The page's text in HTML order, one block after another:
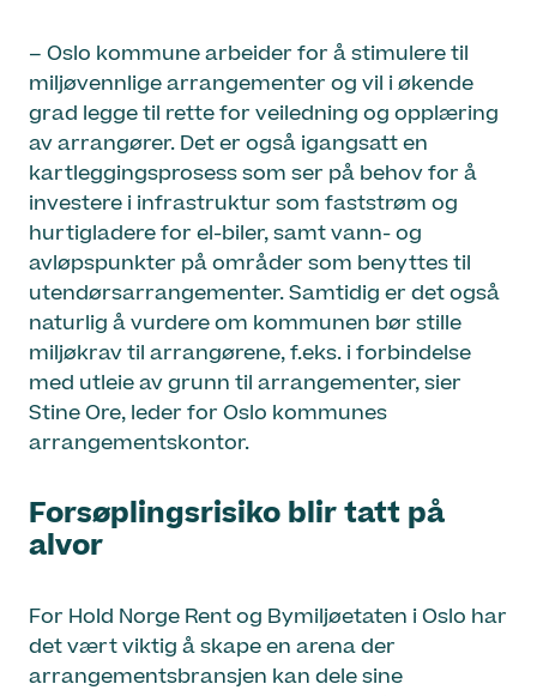
– Oslo kommune arbeider for å stimulere til
miljøvennlige arrangementer og vil i økende
grad legge til rette for veiledning og opplæring
av arrangører. Det er også igangsatt en
kartleggingsprosess som ser på behov for å
investere i infrastruktur som faststrøm og
hurtigladere for el-biler, samt vann- og
avløpspunkter på områder som benyttes til
utendørsarrangementer. Samtidig er det også
naturlig å vurdere om kommunen bør stille
miljøkrav til arrangørene, f.eks. i forbindelse
med utleie av grunn til arrangementer, sier
Stine Ore, leder for Oslo kommunes
arrangementskontor.
Forsøplingsrisiko blir tatt på
alvor
For Hold Norge Rent og Bymiljøetaten i Oslo har
det vært viktig å skape en arena der
arrangementsbransjen kan dele sine